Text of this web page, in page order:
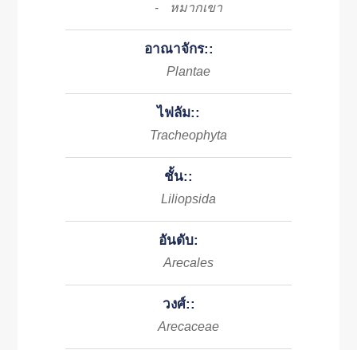
- หมากเขา
อาณาจักร::
Plantae
ไฟลัม::
Tracheophyta
ชั้น::
Liliopsida
อันดับ:
Arecales
วงศ์::
Arecaceae